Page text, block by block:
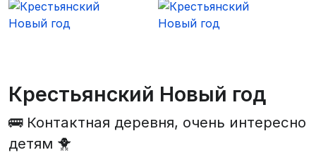
Крестьянский Новый год
🚌 Контактная деревня, очень интересно
детям 🐥